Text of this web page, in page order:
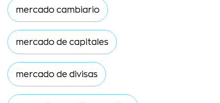
mercado cambiario
mercado de capitales
mercado de divisas